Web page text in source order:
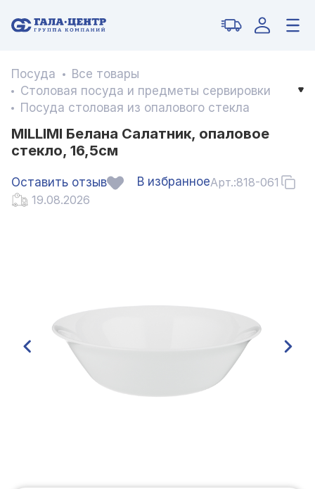
Посуда
Все товары
Столовая посуда и предметы сервировки
Посуда столовая из опалового стекла
MILLIMI Белана Салатник, опаловое
стекло, 16,5см
Оставить отзыв В избранноеАрт.:818-061
19.08.2026